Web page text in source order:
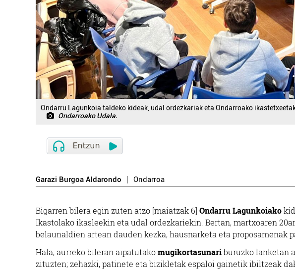
Ondarru Lagunkoia taldeko kideak, udal ordezkariak eta Ondarroako
Ondarroako Udala.
Garazi Burgoa Aldarondo Ondarroa
Bigarren bilera egin zuten atzo [maiatzak 6] Ondarru Lagunkoiako
Ikastolako ikasleekin eta udal ordezkariekin. Bertan, martxoaren
belaunaldien artean dauden kezka, hausnarketa eta proposamenak
Hala, aurreko bileran aipatutakomugikortasunariburuzko lanketan
zituzten; zehazki, patinete eta bizikletak espaloi gainetik ibiltzeak